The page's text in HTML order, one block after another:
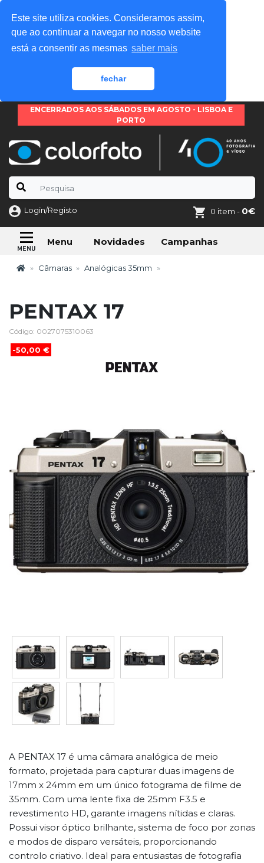
Este site utiliza cookies. Consideramos assim,
que ao continuar a navegar no nosso website
está a consentir as mesmas saber mais
fechar
ENCERRADOS AOS SÁBADOS EM AGOSTO - LISBOA E
PORTO
Login/Registo 0 item - 0€
Menu Novidades Campanhas
Câmaras Analógicas 35mm
PENTAX 17
Código: 0027075310063
-50,00 €
A PENTAX 17 é uma câmara analógica de meio
formato, projetada para capturar duas imagens de
17mm x 24mm em um único fotograma de filme de
35mm. Com uma lente fixa de 25mm F3.5 e
revestimento HD, garante imagens nítidas e claras.
Possui visor óptico brilhante, sistema de foco por zonas
e modos de disparo versáteis, proporcionando
controlo criativo. Ideal para entusiastas de fotografia